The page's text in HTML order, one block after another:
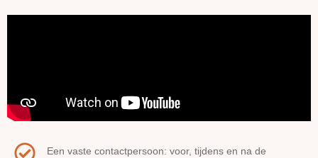
Een vaste contactpersoon: voor, tijdens en na de